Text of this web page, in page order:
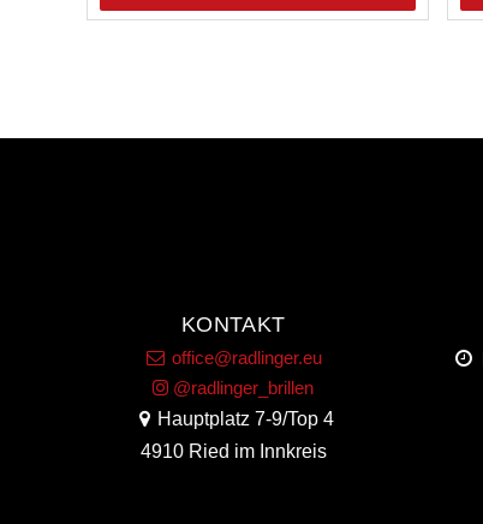
KONTAKT
office@radlinger.eu
@radlinger_brillen
Hauptplatz 7-9/Top 4
4910 Ried im Innkreis